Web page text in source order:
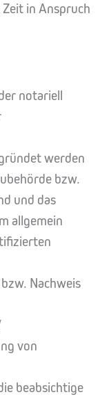
in Anspruch
notariell
werden
bzw.
und das
allgemein
Nachweis
von
beabsichtige